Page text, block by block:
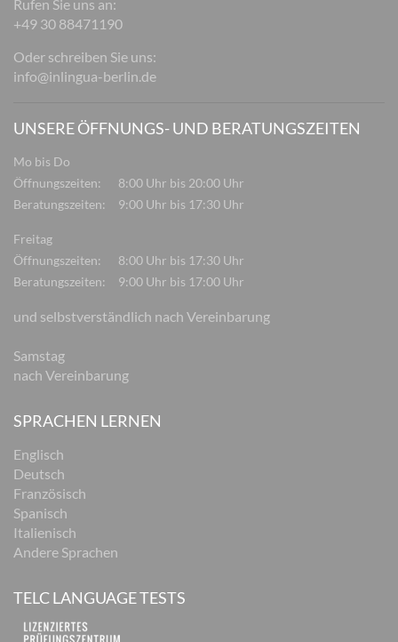
Rufen Sie uns an:
+49 30 88471190
Oder schreiben Sie uns:
info@inlingua-berlin.de
UNSERE ÖFFNUNGS- UND BERATUNGSZEITEN
Mo bis Do
Öffnungszeiten:
8:00 Uhr bis 20:00 Uhr
Beratungszeiten:
9:00 Uhr bis 17:30 Uhr
Freitag
Öffnungszeiten:
8:00 Uhr bis 17:30 Uhr
Beratungszeiten:
9:00 Uhr bis 17:00 Uhr
und selbstverständlich nach Vereinbarung
Samstag
nach Vereinbarung
SPRACHEN LERNEN
Englisch
Deutsch
Französisch
Spanisch
Italienisch
Andere Sprachen
TELC LANGUAGE TESTS